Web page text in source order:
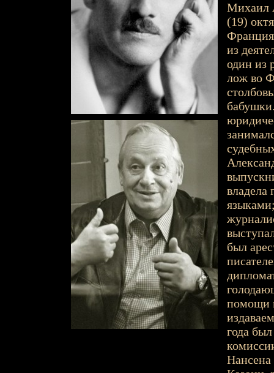
Михаил
(19)
из
один из
лож во
был
помощи
года
Нансена